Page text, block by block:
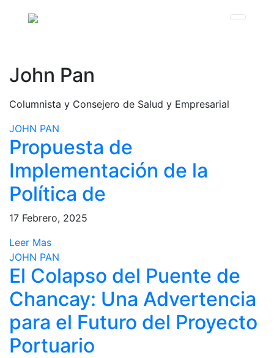
John Pan
Columnista y Consejero de Salud y Empresarial
JOHN PAN
Propuesta de
Implementación de la
Política de
17 Febrero, 2025
Leer Mas
JOHN PAN
El Colapso del Puente de
Chancay: Una Advertencia
para el Futuro del Proyecto
Portuario